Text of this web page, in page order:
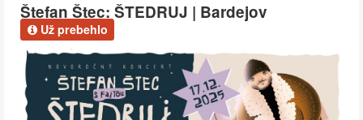
Štefan Štec: ŠTEDRUJ | Bardejov
Už prebehlo